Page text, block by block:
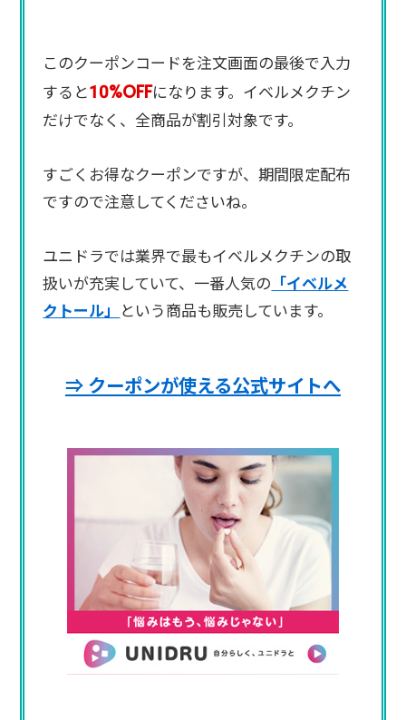
このクーポンコードを注文画面の最後で入力
すると10%OFFになります。イベルメクチン
だけでなく、全商品が割引対象です。
すごくお得なクーポンですが、期間限定配布
ですので注意してくださいね。
ユニドラでは業界で最もイベルメクチンの取
扱いが充実していて、一番人気の 「イベルメ
クトール」 という商品も販売しています。
⇒ クーポンが使える公式サイトへ